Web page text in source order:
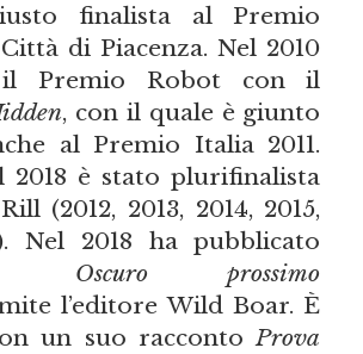
finalista al Premio
di Piacenza. Nel 2010
Premio Robot con il
, con il quale è giunto
al Premio Italia 2011.
2018 è stato plurifinalista
(2012, 2013, 2014, 2015,
Nel 2018 ha pubblicato
Oscuro prossimo
l’editore Wild Boar. È
un suo raccontoProva